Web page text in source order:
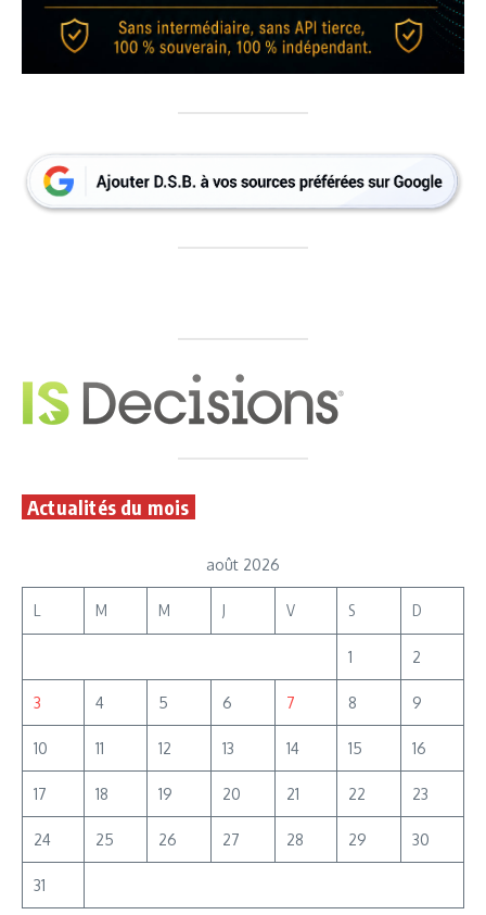
Actualités du mois
août 2026
L M M J V S D
1 2
3 4 5 6 7 8 9
10 11 12 13 14 15 16
17 18 19 20 21 22 23
24 25 26 27 28 29 30
31